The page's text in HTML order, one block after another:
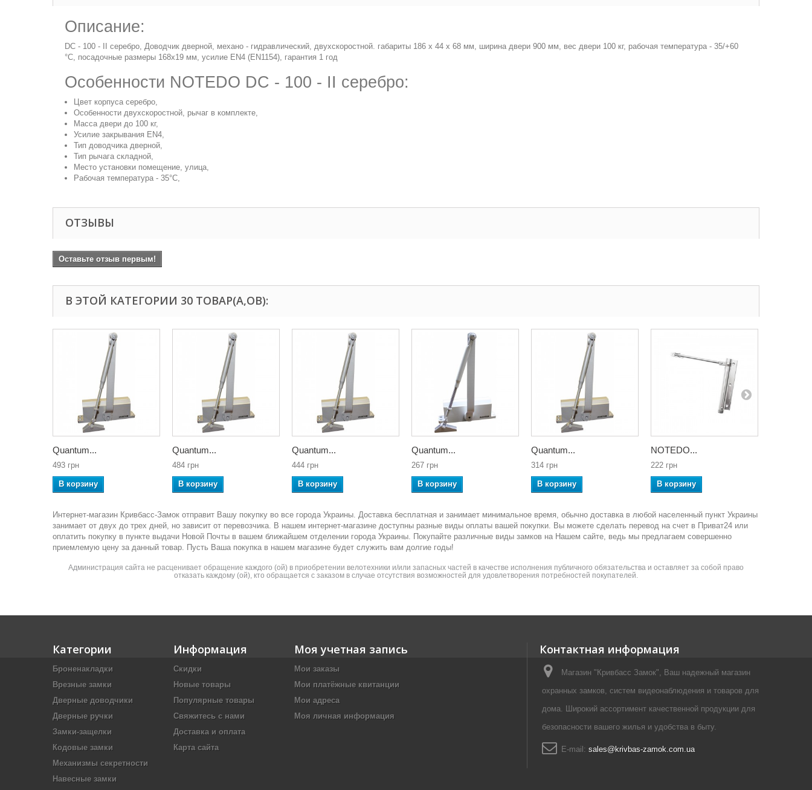
Описание:
DC - 100 - II серебро, Доводчик дверной, механо - гидравлический, двухскоростной. габариты 186 x 44 x 68 мм, ширина двери 900 мм, вес двери 100 кг, рабочая температура - 35/+60
°С, посадочные размеры 168х19 мм, усилие EN4 (EN1154), гарантия 1 год
Особенности NOTEDO DC - 100 - II серебро:
Цвет корпуса серебро,
Особенности двухскоростной, рычаг в комплекте,
Масса двери до 100 кг,
Усилие закрывания EN4,
Тип доводчика дверной,
Тип рычага складной,
Место установки помещение, улица,
Рабочая температура - 35°С,
ОТЗЫВЫ
Оставьте отзыв первым!
В ЭТОЙ КАТЕГОРИИ 30 ТОВАР(А,ОВ):
Quantum...
493 грн
В корзину
Quantum...
484 грн
В корзину
Quantum...
444 грн
В корзину
Quantum...
267 грн
В корзину
Quantum...
314 грн
В корзину
NOTEDO...
222 грн
В корзину
Интернет-магазин Кривбасс-Замок отправит Вашу покупку во все города Украины. Доставка бесплатная и занимает минимальное время, обычно доставка в любой населенный пункт Украины
занимает от двух до трех дней, но зависит от перевозчика. В нашем интернет-магазине доступны разные виды оплаты вашей покупки. Вы можете сделать перевод на счет в Приват24 или
оплатить покупку в пункте выдачи Новой Почты в вашем ближайшем отделении города Украины. Покупайте различные виды замков на Нашем сайте, ведь мы предлагаем совершенно
приемлемую цену за данный товар. Пусть Ваша покупка в нашем магазине будет служить вам долгие годы!
Администрация сайта не расценивает обращение каждого (ой) в приобретении велотехники и/или запасных частей в качестве исполнения публичного обязательства и оставляет за собой право
отказать каждому (ой), кто обращается с заказом в случае отсутствия возможностей для удовлетворения потребностей покупателей.
Категории
Броненакладки
Врезные замки
Дверные доводчики
Дверные ручки
Замки-защелки
Кодовые замки
Механизмы секретности
Навесные замки
Информация
Скидки
Новые товары
Популярные товары
Свяжитесь с нами
Доставка и оплата
Карта сайта
Моя учетная запись
Мои заказы
Мои платёжные квитанции
Мои адреса
Моя личная информация
Контактная информация
Магазин "Кривбасс Замок", Ваш надежный магазин
охранных замков, систем видеонаблюдения и товаров для
дома. Широкий ассортимент качественной продукции для
безопасности вашего жилья и удобства в быту.
E-mail: sales@krivbas-zamok.com.ua